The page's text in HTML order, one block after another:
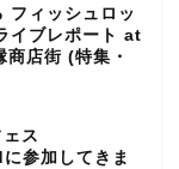
フィッシュロッ
イブレポート at
店街 (特集・
ス
参加してきま